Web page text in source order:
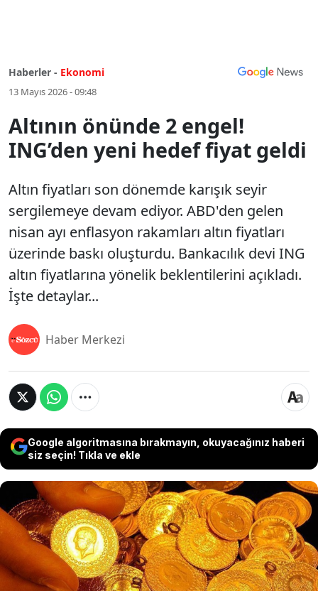
Haberler - Ekonomi
13 Mayıs 2026 - 09:48
Altının önünde 2 engel!
ING’den yeni hedef fiyat geldi
Altın fiyatları son dönemde karışık seyir
sergilemeye devam ediyor. ABD'den gelen
nisan ayı enflasyon rakamları altın fiyatları
üzerinde baskı oluşturdu. Bankacılık devi ING
altın fiyatlarına yönelik beklentilerini açıkladı.
İşte detaylar...
Haber Merkezi
Google algoritmasına bırakmayın, okuyacağınız haberi
siz seçin! Tıkla ve ekle
Altın fiyatları son dönemde karışık seyir
sergilemeye devam ediyor. ABD'den gelen
nisan ayı enflasyon rakamları altın fiyatları
üzerinde baskı oluşturdu. Bankacılık devi ING